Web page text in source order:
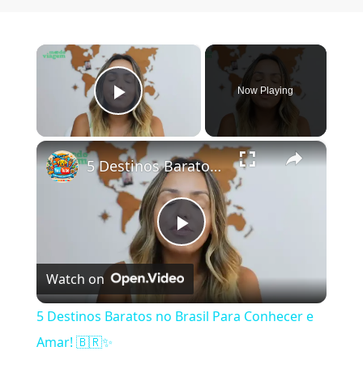
×
Play Video
Now Playing
×
Play Video
5 Destinos Baratos no Brasil Para Conhecer e Amar! 🇧🇷✨
Watch on
5 Destinos Baratos no Brasil Para Conhecer e
Amar! 🇧🇷✨